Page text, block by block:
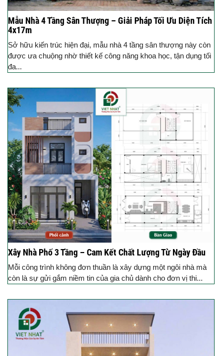
Mẫu Nhà 4 Tầng Sân Thượng – Giải Pháp Tối Ưu Diện Tích
4x17m
Sở hữu kiến trúc hiện đại, mẫu nhà 4 tầng sân thượng này còn
được ưa chuộng nhờ thiết kế công năng khoa học, tận dụng tối
đa...
Xây Nhà Phố 3 Tầng – Cam Kết Chất Lượng Từ Ngày Đầu
Mỗi công trình không đơn thuần là xây dựng một ngôi nhà mà
còn là sự gửi gắm niềm tin của gia chủ dành cho đơn vị thi...